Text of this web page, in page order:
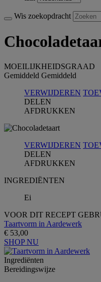
Wis zoekopdracht
MOEILIJKHEIDSGRAAD
Gemiddeld Gemiddeld
VERWIJDEREN
DELEN
AFDRUKKEN
VERWIJDEREN
DELEN
AFDRUKKEN
INGREDIЁNTEN
Ei
VOOR DIT RECEPT
Taartvorm in Aardewerk
€ 53,00
SHOP NU
Ingrediёnten
Bereidingswijze